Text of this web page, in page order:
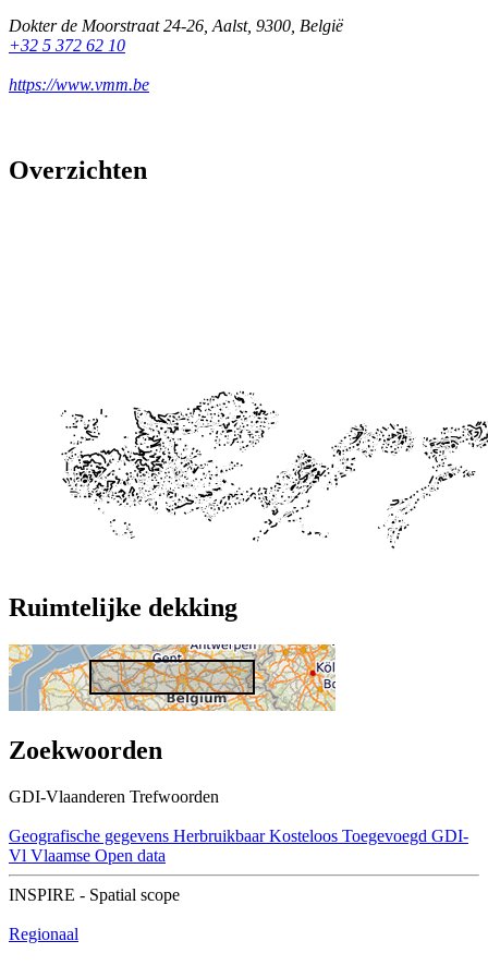
Dokter de Moorstraat 24-26 Aalst, 9300 België
+32 5 372 62 10
https://www.vmm.be
Overzichten
Ruimtelijke dekking
Zoekwoorden
GDI-Vlaanderen Trefwoorden
Geografische gegevens Herbruikbaar Kosteloos Toegevoegd GDI-
Vl Vlaamse Open data
INSPIRE - Spatial scope
Regionaal